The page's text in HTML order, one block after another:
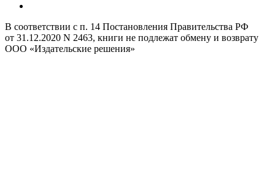
В соответствии с п. 14 Постановления Правительства РФ
от 31.12.2020 N 2463, книги не подлежат обмену и возврату
ООО «Издательские решения»